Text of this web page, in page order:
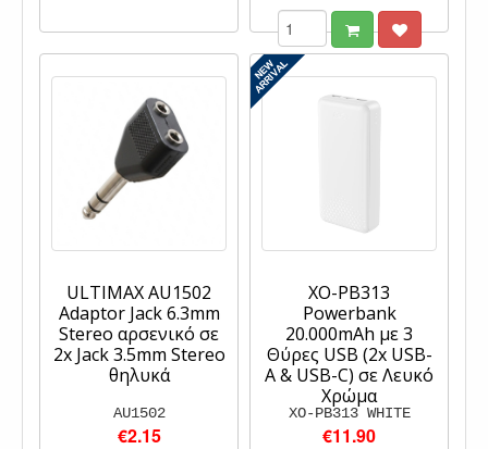
ULTIMAX AU1502
Adaptor Jack 6.3mm
Stereo αρσενικό σε
2x Jack 3.5mm Stereo
θηλυκά
AU1502
€2.15
XO-PB313
Powerbank
20.000mAh με 3
Θύρες USB (2x USB-
A & USB-C) σε Λευκό
Χρώμα
XO-PB313 WHITE
€11.90